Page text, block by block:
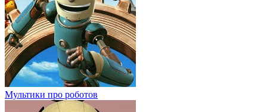
Мультики про роботов